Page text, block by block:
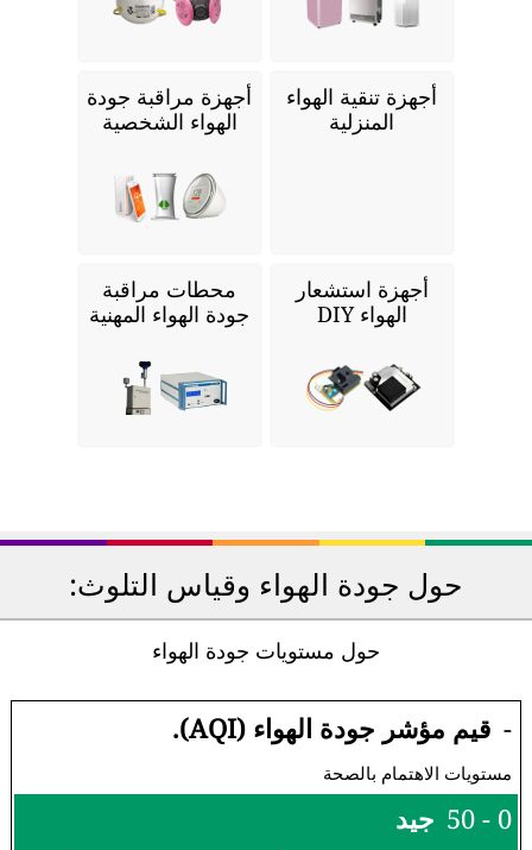
أجهزة تنقية الهواء
المنزلية
أجهزة مراقبة جودة
الهواء الشخصية
أجهزة استشعار
الهواء DIY
محطات مراقبة
جودة الهواء المهنية
حول جودة الهواء وقياس التلوث:
حول مستويات جودة الهواء
- قيم مؤشر جودة الهواء (AQI).
مستويات الاهتمام بالصحة
0 - 50 جيد